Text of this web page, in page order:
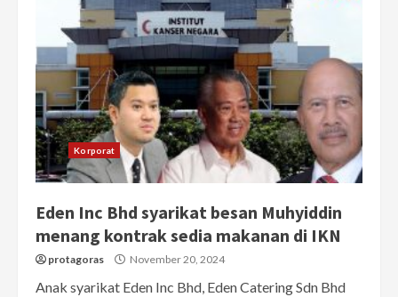
Korporat
Eden Inc Bhd syarikat besan Muhyiddin
menang kontrak sedia makanan di IKN
protagoras November 20, 2024
Anak syarikat Eden Inc Bhd, Eden Catering Sdn Bhd